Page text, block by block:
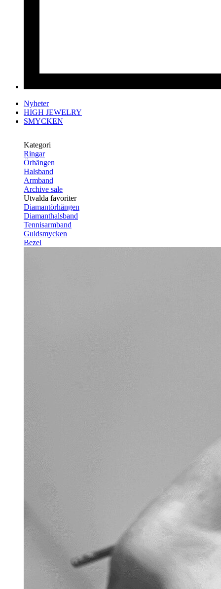
Nyheter
HIGH JEWELRY
SMYCKEN
Kategori
Ringar
Örhängen
Halsband
Armband
Archive sale
Utvalda favoriter
Diamantörhängen
Diamanthalsband
Tennisarmband
Guldsmycken
Bezel